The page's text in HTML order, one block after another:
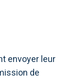
envoyer leur
de